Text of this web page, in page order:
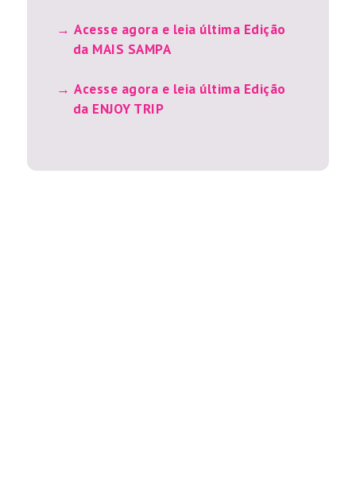
Acesse agora e leia última Edição
da MAIS SAMPA
Acesse agora e leia última Edição
da ENJOY TRIP